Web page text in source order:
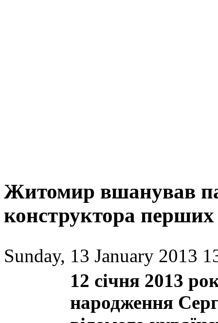
Житомир вшанував
конструктора
Sunday, 13 January 2013
12 січня 2013
народження